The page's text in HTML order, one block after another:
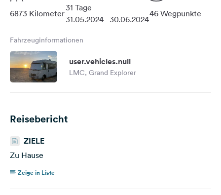
6873 Kilometer
31 Tage
31.05.2024 - 30.06.2024
46 Wegpunkte
Fahrzeuginformationen
user.vehicles.null
LMC, Grand Explorer
Reisebericht
ZIELE
Zu Hause
Zeige in Liste